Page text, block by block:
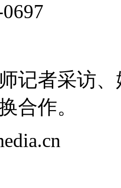
记者采访
合作。